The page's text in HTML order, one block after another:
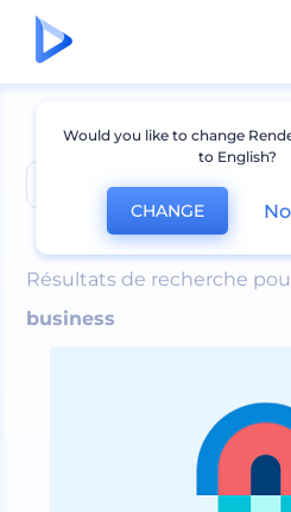
business
Résultats de recherche
business
Would you like to change
to English?
CHANGE